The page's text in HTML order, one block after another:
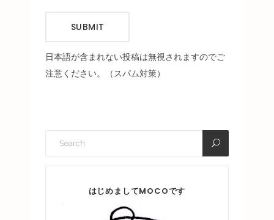
SUBMIT
日本語が含まれない投稿は無視されますのでご
注意ください。（スパム対策）
はじめましてMOCOです